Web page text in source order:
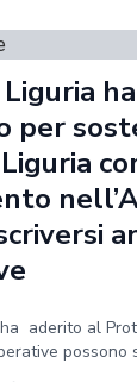
per
aderito al
possono